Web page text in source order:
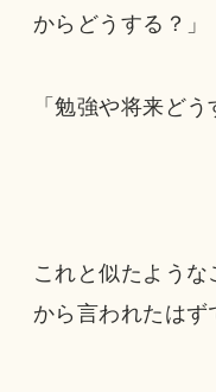
からどうする？」
「勉強や将来どう
これと似たよう
から言われたはず